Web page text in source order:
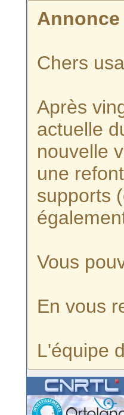
Annonce
Chers
Après
actuelle
nouvelle
une
supports
Vous
En vous
L'équipe